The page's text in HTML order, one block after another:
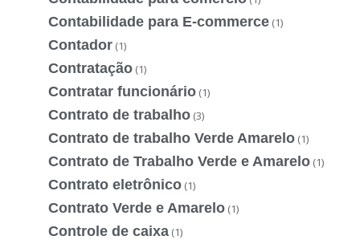
Contabilidade para E-commerce (1)
Contador (1)
Contratação (1)
Contratar funcionário (1)
Contrato de trabalho (3)
Contrato de trabalho Verde Amarelo (1)
Contrato de Trabalho Verde e Amarelo (1)
Contrato eletrônico (1)
Contrato Verde e Amarelo (1)
Controle de caixa (1)